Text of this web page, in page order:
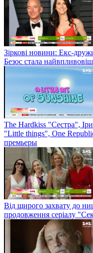
Зіркові новини: Екс-
Безос стала
The Hardkiss "Сестра",
"Little things", One
премьеры
Від щирого захвату до
продовження серіалу